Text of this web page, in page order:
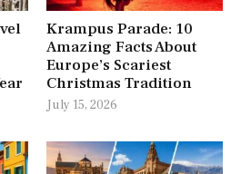
Krampus Parade: 10
Amazing Facts About
Europe’s Scariest
Christmas Tradition
July 15, 2026